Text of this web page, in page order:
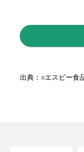
出典：○エスビー食